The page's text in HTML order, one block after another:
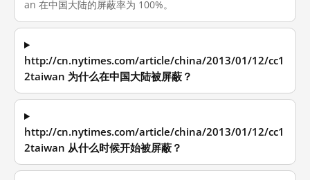
an 在中国大陆的屏蔽率为 100%。
http://cn.nytimes.com/article/china/2013/01/12/cc1
2taiwan 为什么在中国大陆被屏蔽？
http://cn.nytimes.com/article/china/2013/01/12/cc1
2taiwan 从什么时候开始被屏蔽？